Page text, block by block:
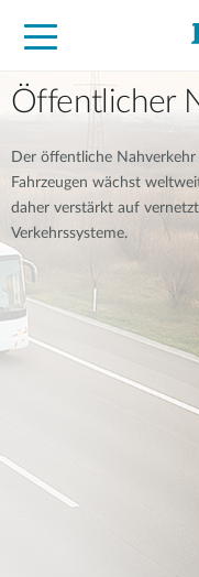
Zuhause
Unternehmen
Industrie
Kaufen
Support
Know-how
Partner
Öffentlicher
Der öffentliche
Fahrzeugen wächst
daher verstärkt auf
Verkehrssysteme.